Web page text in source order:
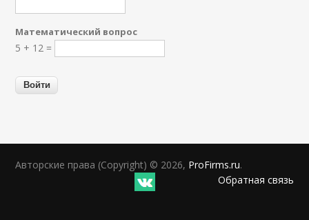
Математический вопрос
5 + 12 =
Авторские права (Copyright) © 2026, ProFirms.ru.
Обратная связь